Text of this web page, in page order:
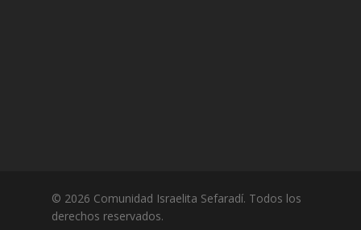
© 2026 Comunidad Israelita Sefaradí. Todos los
derechos reservados.